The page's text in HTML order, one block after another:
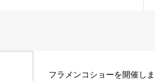
フラメンコショーを開催しま